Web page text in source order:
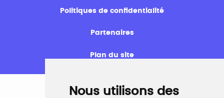
Nous utilisons des
Politiques de confidentialité
Partenaires
Plan du site